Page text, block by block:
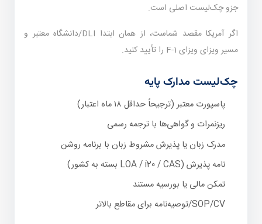
جزو چک‌لیست اصلی است.
اگر آمریکا مقصد شماست، از همان ابتدا DLI/دانشگاه معتبر و
مسیر ویزای ویزای F-1 را تأیید کنید.
چک‌لیست مدارک پایه
پاسپورت معتبر (ترجیحاً حداقل ۱۸ ماه اعتبار)
ریزنمرات و گواهی‌ها با ترجمه رسمی
مدرک زبان یا پذیرش مشروط زبان با برنامه روشن
نامه پذیرش (LOA / i20 / CAS بسته به کشور)
تمکن مالی یا بورسیه مستند
SOP/CV/توصیه‌نامه برای مقاطع بالاتر